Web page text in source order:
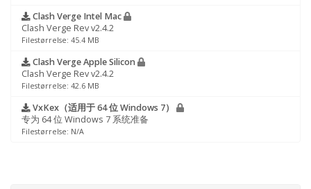
Clash Verge Intel Mac
Clash Verge Rev v2.4.2
Filestørrelse: 45.4 MB
Clash Verge Apple Silicon
Clash Verge Rev v2.4.2
Filestørrelse: 42.6 MB
VxKex（适用于 64 位 Windows 7）
专为 64 位 Windows 7 系统准备
Filestørrelse: N/A